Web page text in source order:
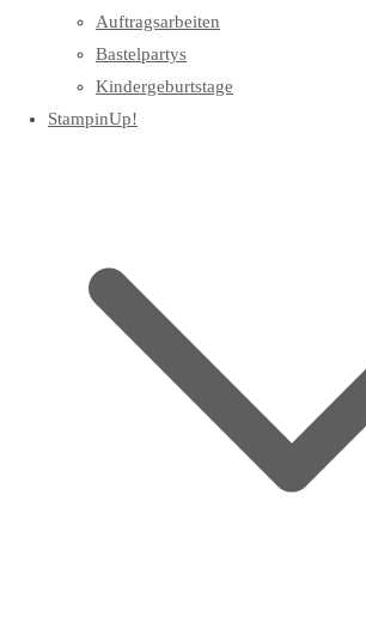
Auftragsarbeiten
Bastelpartys
Kindergeburtstage
StampinUp!